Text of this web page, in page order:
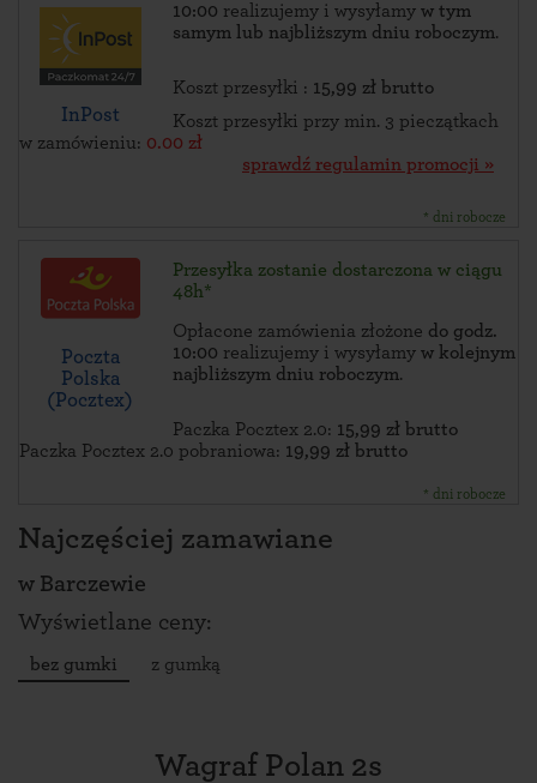
InPost
10:00 realizujemy i wysyłamy w tym
samym lub najbliższym dniu roboczym.
Koszt przesyłki : 15,99 zł brutto
Koszt przesyłki przy min. 3 pieczątkach
w zamówieniu: 0.00 zł
sprawdź regulamin promocji »
* dni robocze
Poczta
Polska
(Pocztex)
Przesyłka zostanie dostarczona w ciągu
48h*
Opłacone zamówienia złożone do godz.
10:00 realizujemy i wysyłamy w kolejnym
najbliższym dniu roboczym.
Paczka Pocztex 2.0: 15,99 zł brutto
Paczka Pocztex 2.0 pobraniowa: 19,99 zł brutto
* dni robocze
Najczęściej zamawiane
w Barczewie
Wyświetlane ceny:
bez gumki z gumką
Wagraf Polan 2s